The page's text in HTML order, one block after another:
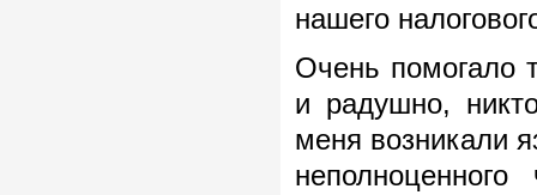
нашего
Очень помогало
и радушно,
меня возникали